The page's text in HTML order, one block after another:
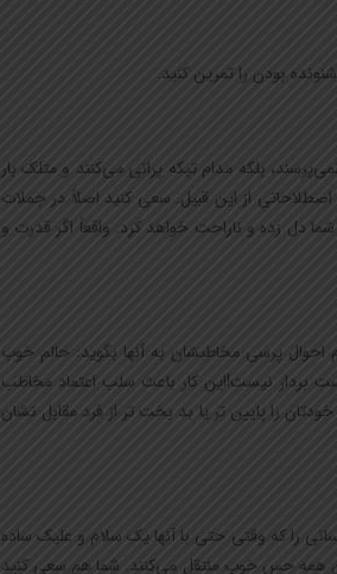
بودن را تمرین کنید.
بلکه مدام تیکه پرانی می‌کنند و متلک بار
از این قبیل. سعی کنید اصلاً در جملات
شما دل زده و ناراحت خواهد کرد. واقعاً اگر قدرت و
پرسی مخاطبشان به آنها بگوید: حالم خوب
بردار نیست!این کار باعث سلب اعتماد مخاطب
را پایین تر یا بد بخت تر از فرد مقابل نشان
را که وقتی حتی با آنها یک سلام و علیک ساده
این همه حس خوب منتقل می‌کنند. شما هم سعی کنید